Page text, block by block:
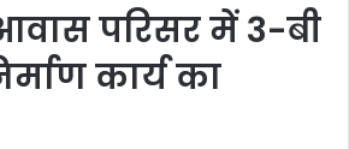
परिसर में 3-बी
कार्य का